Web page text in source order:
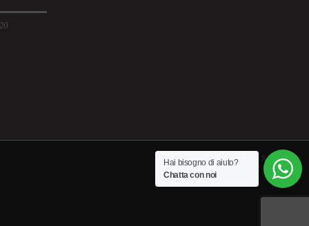
Hai bisogno di aiuto?
Chatta con noi